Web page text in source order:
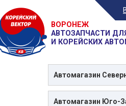
ВОРОНЕЖ
АВТОЗАПЧАСТИ
И КОРЕЙСКИХ
Автомагазин
Автомагазин Юго-